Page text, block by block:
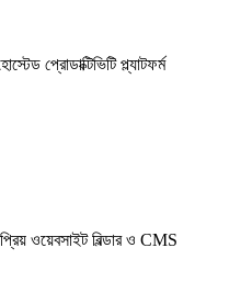
প্রোডাক্টিভিটি প্ল্যাটফর্ম
ওয়েবসাইট বিল্ডার ও CMS